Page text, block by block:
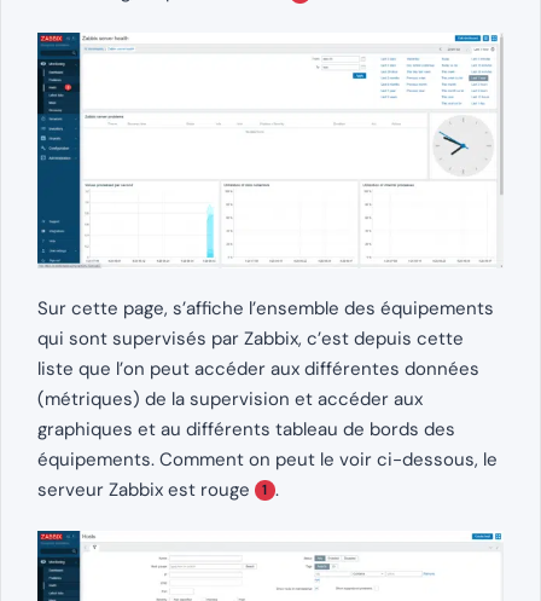
Sur cette page, s’affiche l’ensemble des équipements
qui sont supervisés par Zabbix, c’est depuis cette
liste que l’on peut accéder aux différentes données
(métriques) de la supervision et accéder aux
graphiques et au différents tableau de bords des
équipements. Comment on peut le voir ci-dessous, le
serveur Zabbix est rouge
1 .